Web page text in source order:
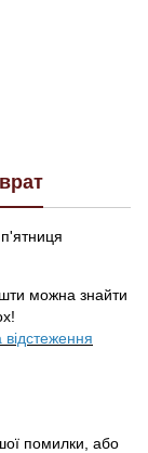
можна знайти
відстеження
помилки, або